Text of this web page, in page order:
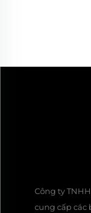
Công ty
cung cấp các